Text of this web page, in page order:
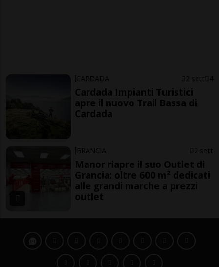
CARDADA 2 sett 4
Cardada Impianti Turistici
apre il nuovo Trail Bassa di
Cardada
GRANCIA 2 sett
Manor riapre il suo Outlet di
Grancia: oltre 600 m² dedicati
alle grandi marche a prezzi
outlet